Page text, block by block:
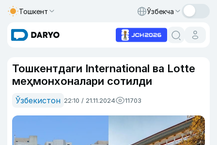
Тошкент Ўзбекча
Тошкентдаги International ва Lotte
меҳмонхоналари сотилди
Ўзбекистон 22:10 / 21.11.2024 11703